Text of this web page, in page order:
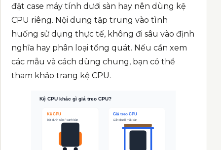
đặt case máy tính dưới sàn hay nên dùng kệ
CPU riêng. Nội dung tập trung vào tình
huống sử dụng thực tế, không đi sâu vào định
nghĩa hay phân loại tổng quát. Nếu cần xem
các mẫu và cách dùng chung, bạn có thể
tham khảo trang kệ CPU.